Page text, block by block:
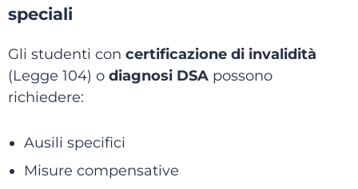
speciali
Gli studenti con certificazione di invalidità
(Legge 104) o diagnosi DSA possono
richiedere:
Ausili specifici
Misure compensative